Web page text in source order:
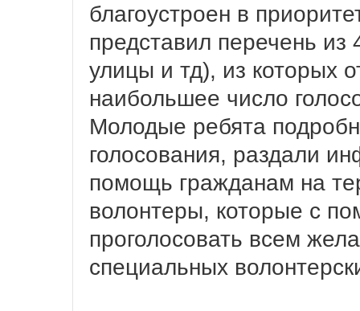
благоустроен в
представил перечень из
улицы и тд), из которых
наибольшее число
Молодые ребята
голосования, раздали
помощь гражданам на
волонтеры, которые с
проголосовать всем
специальных